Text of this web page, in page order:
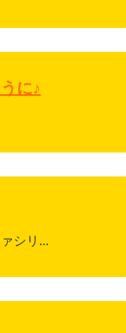
に♪
シリ...